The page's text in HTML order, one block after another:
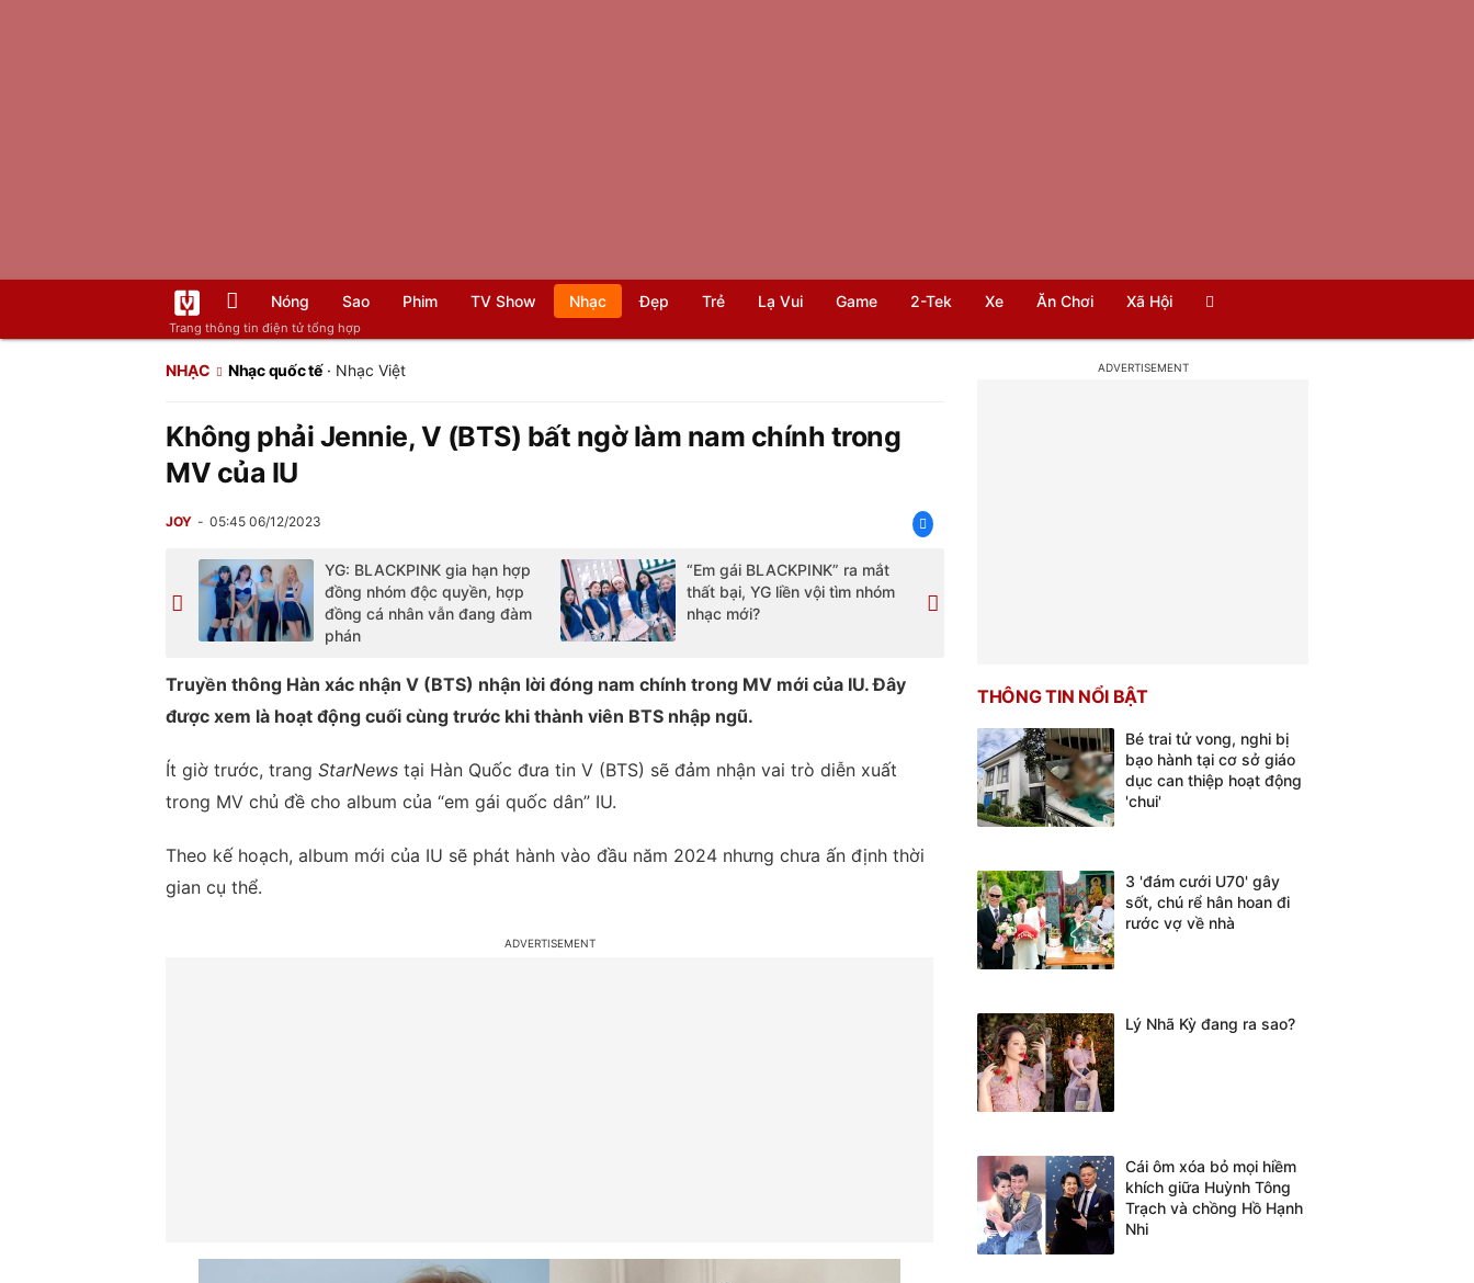
Trang thông tin điện tử tổng hợp
Nóng Sao Phim TV Show Nhạc Đẹp Trẻ Lạ Vui Game 2-Tek Xe Ăn Chơi Xã Hội
NHẠC Nhạc quốc tế · Nhạc Việt
Không phải Jennie, V (BTS) bất ngờ làm nam chính trong
MV của IU
JOY 05:45 06/12/2023
YG: BLACKPINK gia hạn hợp
đồng nhóm độc quyền, hợp
đồng cá nhân vẫn đang đàm
phán
“Em gái BLACKPINK” ra mắt
thất bại, YG liền vội tìm nhóm
nhạc mới?
Truyền thông Hàn xác nhận V (BTS) nhận lời đóng nam chính trong MV mới của IU. Đây
được xem là hoạt động cuối cùng trước khi thành viên BTS nhập ngũ.
Ít giờ trước, trang StarNews tại Hàn Quốc đưa tin V (BTS) sẽ đảm nhận vai trò diễn xuất
trong MV chủ đề cho album của “em gái quốc dân” IU.
Theo kế hoạch, album mới của IU sẽ phát hành vào đầu năm 2024 nhưng chưa ấn định thời
gian cụ thể.
THÔNG TIN NỔI BẬT
Bé trai tử vong, nghi bị
bạo hành tại cơ sở giáo
dục can thiệp hoạt động
'chui'
3 'đám cưới U70' gây
sốt, chú rể hân hoan đi
rước vợ về nhà
Lý Nhã Kỳ đang ra sao?
Cái ôm xóa bỏ mọi hiềm
khích giữa Huỳnh Tông
Trạch và chồng Hồ Hạnh
Nhi